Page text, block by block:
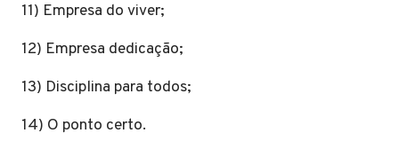
11) Empresa do viver;
12) Empresa dedicação;
13) Disciplina para todos;
14) O ponto certo.